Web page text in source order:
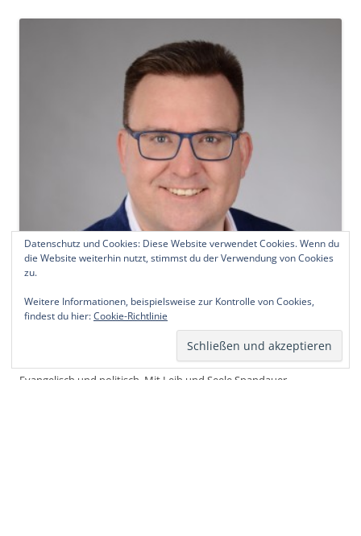
Evangelisch und politisch. Mit Leib und Seele Spandauer.
Datenschutz und Cookies: Diese Website verwendet Cookies. Wenn du
die Website weiterhin nutzt, stimmst du der Verwendung von Cookies
zu.
Weitere Informationen, beispielsweise zur Kontrolle von Cookies,
findest du hier:Cookie-Richtlinie